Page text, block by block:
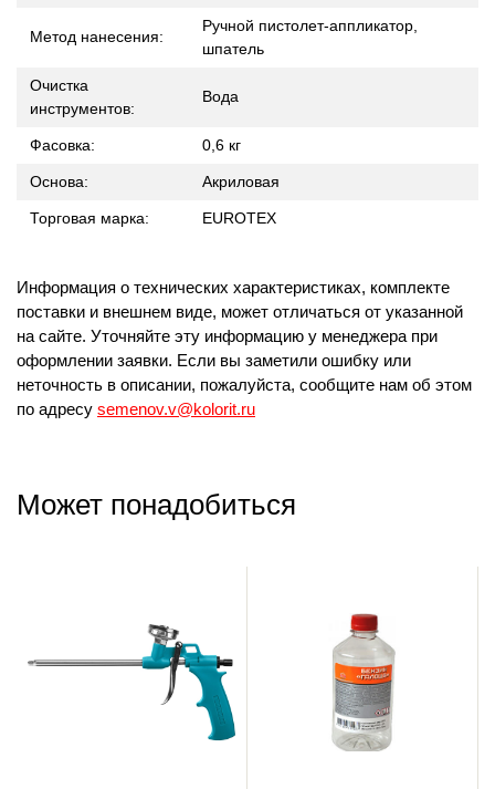
Метод нанесения:
Ручной пистолет-аппликатор,
шпатель
Очистка
инструментов:
Вода
Фасовка: 0,6 кг
Основа: Акриловая
Торговая марка: EUROTEX
Информация о технических характеристиках, комплекте
поставки и внешнем виде, может отличаться от указанной
на сайте. Уточняйте эту информацию у менеджера при
оформлении заявки. Если вы заметили ошибку или
неточность в описании, пожалуйста, сообщите нам об этом
по адресу semenov.v@kolorit.ru
Может понадобиться